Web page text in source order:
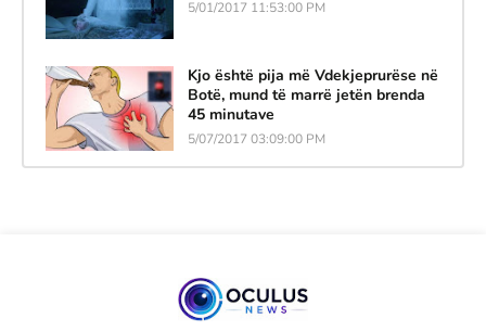
5/01/2017 11:53:00 PM
Kjo është pija më Vdekjeprurëse në
Botë, mund të marrë jetën brenda
45 minutave
5/07/2017 03:09:00 PM